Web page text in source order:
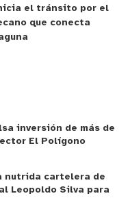
el tránsito por el
que conecta
inversión de más de
El Polígono
nutrida cartelera de
Leopoldo Silva para